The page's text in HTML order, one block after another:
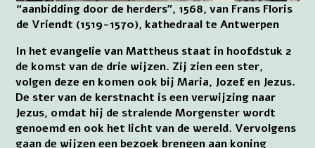
“aanbidding door de herders”, 1568, van Frans Floris
de Vriendt (1519-1570), kathedraal te Antwerpen
In het evangelie van Mattheus staat in hoofdstuk 2
de komst van de drie wijzen. Zij zien een ster,
volgen deze en komen ook bij Maria, Jozef en Jezus.
De ster van de kerstnacht is een verwijzing naar
Jezus, omdat hij de stralende Morgenster wordt
genoemd en ook het licht van de wereld. Vervolgens
gaan de wijzen een bezoek brengen aan koning